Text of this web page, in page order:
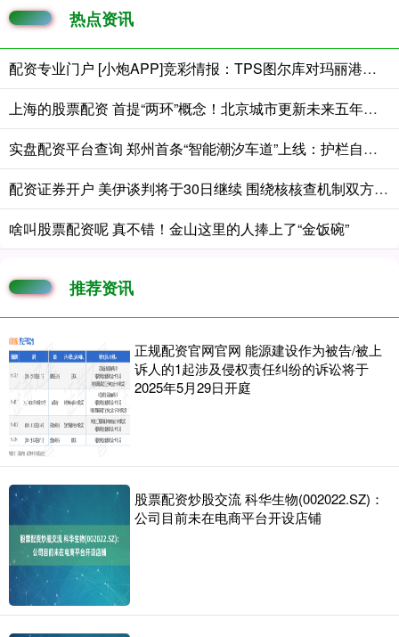
热点资讯
配资专业门户 [小炮APP]竞彩情报：TPS图尔库对玛丽港连续7场不胜
上海的股票配资 首提“两环”概念！北京城市更新未来五年，为何瞄准二环与五环？
实盘配资平台查询 郑州首条“智能潮汐车道”上线：护栏自己“走路”，路口不再“添堵”
配资证券开户 美伊谈判将于30日继续 围绕核核查机制双方再生龃龉
啥叫股票配资呢 真不错！金山这里的人捧上了“金饭碗”
推荐资讯
正规配资官网官网 能源建设作为被告/被上
诉人的1起涉及侵权责任纠纷的诉讼将于
2025年5月29日开庭
股票配资炒股交流 科华生物(002022.SZ)：
公司目前未在电商平台开设店铺